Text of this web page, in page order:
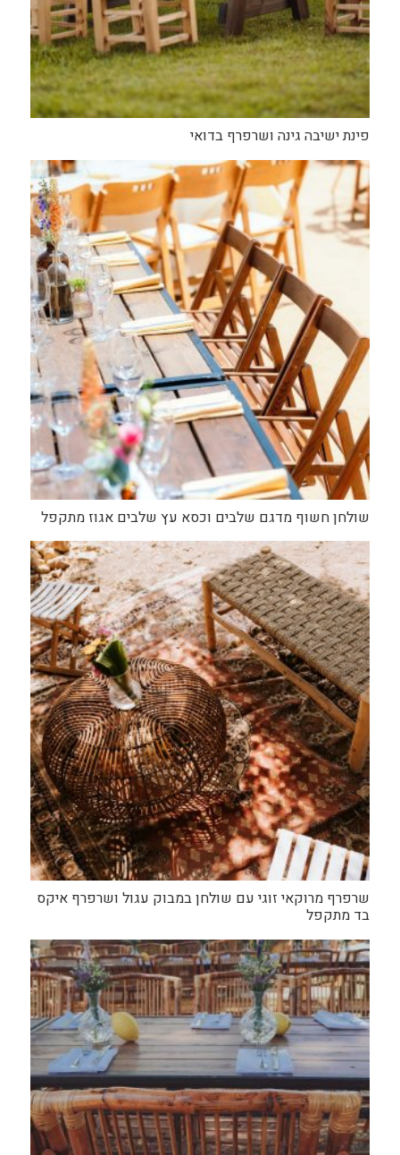
פינת ישיבה גינה ושרפרף בדואי
שולחן חשוף מדגם שלבים וכסא עץ שלבים אגוז מתקפל
שרפרף מרוקאי זוגי עם שולחן במבוק עגול ושרפרף איקס
בד מתקפל